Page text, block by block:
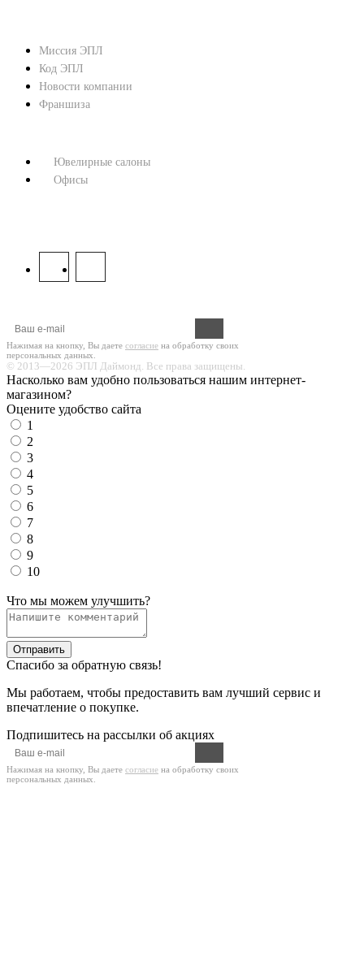
Миссия ЭПЛ
Код ЭПЛ
Новости компании
Франшиза
Ювелирные салоны
Офисы
Нажимая на кнопку, Вы даете согласие на обработку своих
персональных данных.
© 2013—2026 ЭПЛ Даймонд. Все права защищены.
Насколько вам удобно пользоваться нашим интернет-
магазином?
Оцените удобство сайта
1
2
3
4
5
6
7
8
9
10
Что мы можем улучшить?
Отправить
Спасибо за обратную связь!
Мы работаем, чтобы предоставить вам лучший сервис и
впечатление о покупке.
Подпишитесь на рассылки об акциях
Нажимая на кнопку, Вы даете согласие на обработку своих
персональных данных.